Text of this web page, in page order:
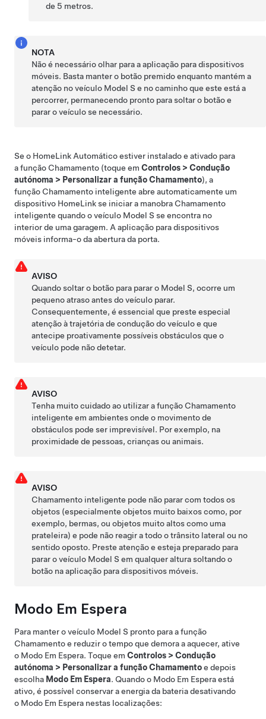
de 5 metros.
NOTA
Não é necessário olhar para a aplicação para dispositivos
móveis. Basta manter o botão premido enquanto mantém a
atenção no veículo Model S e no caminho que este está a
percorrer, permanecendo pronto para soltar o botão e
parar o veículo se necessário.
Se o HomeLink Automático estiver instalado e ativado para
a função Chamamento (toque em Controlos > Condução
autónoma > Personalizar a função Chamamento), a
função Chamamento inteligente abre automaticamente um
dispositivo HomeLink se iniciar a manobra Chamamento
inteligente quando o veículo Model S se encontra no
interior de uma garagem. A aplicação para dispositivos
móveis informa-o da abertura da porta.
AVISO
Quando soltar o botão para parar o Model S, ocorre um
pequeno atraso antes do veículo parar.
Consequentemente, é essencial que preste especial
atenção à trajetória de condução do veículo e que
antecipe proativamente possíveis obstáculos que o
veículo pode não detetar.
AVISO
Tenha muito cuidado ao utilizar a função Chamamento
inteligente em ambientes onde o movimento de
obstáculos pode ser imprevisível. Por exemplo, na
proximidade de pessoas, crianças ou animais.
AVISO
Chamamento inteligente pode não parar com todos os
objetos (especialmente objetos muito baixos como, por
exemplo, bermas, ou objetos muito altos como uma
prateleira) e pode não reagir a todo o trânsito lateral ou no
sentido oposto. Preste atenção e esteja preparado para
parar o veículo Model S em qualquer altura soltando o
botão na aplicação para dispositivos móveis.
Modo Em Espera
Para manter o veículo Model S pronto para a função
Chamamentoe reduzir o tempo que demora a aquecer, ative
o Modo Em Espera. Toque em Controlos > Condução
autónoma > Personalizar a função Chamamentoe depois
escolha Modo Em Espera. Quando o Modo Em Espera está
ativo, é possível conservar a energia da bateria desativando
o Modo Em Espera nestas localizações: